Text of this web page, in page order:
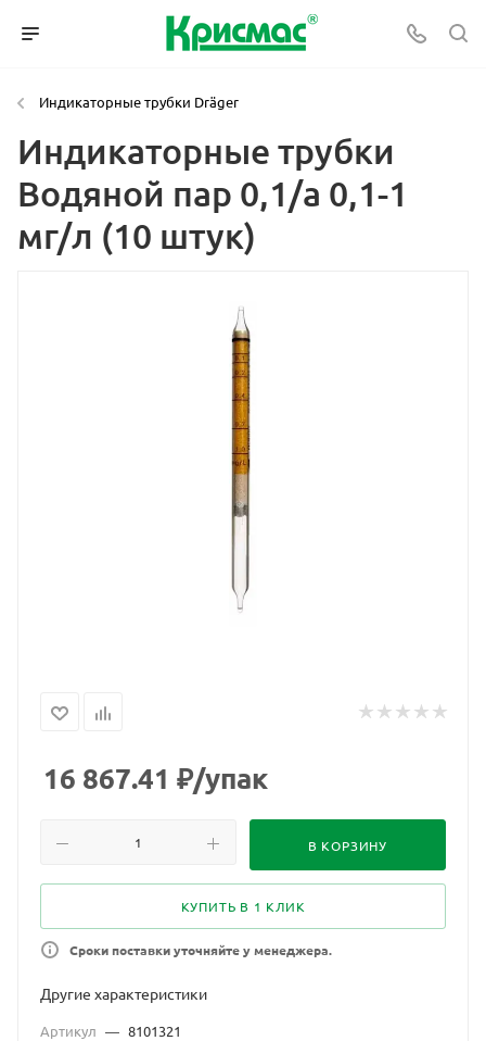
Индикаторные трубки Dräger
Индикаторные трубки
Водяной пар 0,1/а 0,1-1
мг/л (10 штук)
16 867.41 ₽/упак
В КОРЗИНУ
КУПИТЬ В 1 КЛИК
Сроки поставки уточняйте у менеджера.
Другие характеристики
Артикул — 8101321